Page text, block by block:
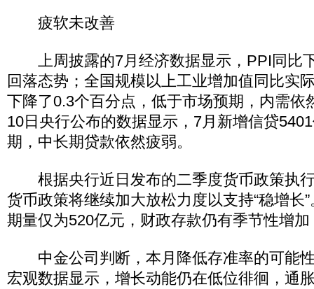
疲软未改善
上周披露的7月经济数据显示，PPI同比
回落态势；全国规模以上工业增加值同比实
下降了0.3个百分点，低于市场预期，内需依
10日央行公布的数据显示，7月新增信贷
期，中长期贷款依然疲弱。
根据央行近日发布的二季度货币政策执
货币政策将继续加大放松力度以支持“稳增长
期量仅为520亿元，财政存款仍有季节性增
中金公司判断，本月降低存准率的可能
宏观数据显示，增长动能仍在低位徘徊，通